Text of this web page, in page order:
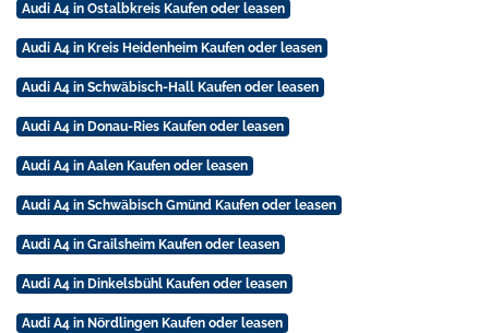
Audi A4 in Ostalbkreis Kaufen oder leasen
Audi A4 in Kreis Heidenheim Kaufen oder leasen
Audi A4 in Schwäbisch-Hall Kaufen oder leasen
Audi A4 in Donau-Ries Kaufen oder leasen
Audi A4 in Aalen Kaufen oder leasen
Audi A4 in Schwäbisch Gmünd Kaufen oder leasen
Audi A4 in Grailsheim Kaufen oder leasen
Audi A4 in Dinkelsbühl Kaufen oder leasen
Audi A4 in Nördlingen Kaufen oder leasen